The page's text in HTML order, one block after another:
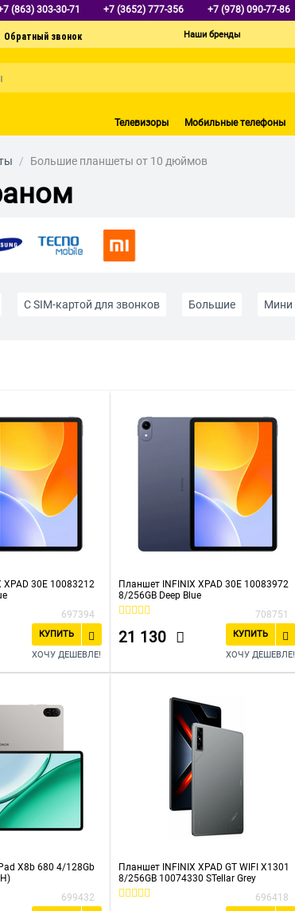
(863) 303-30-71 +7 (3652) 777-356 +7 (978) 090-77-86
Наши бренды
Телевизоры Мобильные телефоны
/ Большие планшеты от 10 дюймов
С SIM-картой для звонков Большие Мини
30E 10083212
697394
КУПИТЬ
ХОЧУ ДЕШЕВЛЕ!
Планшет INFINIX XPAD 30E 10083972
8/256GB Deep Blue
708751
21 130
КУПИТЬ
ХОЧУ ДЕШЕВЛЕ!
X8b 680 4/128Gb
699432
Планшет INFINIX XPAD GT WIFI X1301
8/256GB 10074330 STellar Grey
696418